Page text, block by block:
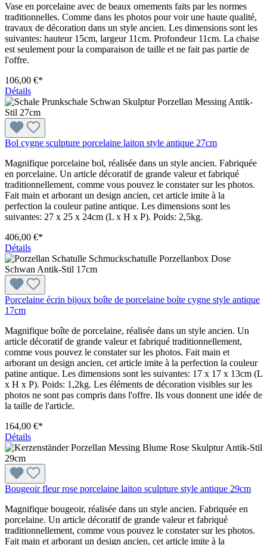
Vase en porcelaine avec de beaux ornements faits par les normes
traditionnelles. Comme dans les photos pour voir une haute qualité,
travaux de décoration dans un style ancien. Les dimensions sont les
suivantes: hauteur 15cm, largeur 11cm. Profondeur 11cm. La chaise
est seulement pour la comparaison de taille et ne fait pas partie de
l'offre.
106,00 €*
Détails
Bol cygne sculpture porcelaine laiton style antique 27cm
Magnifique porcelaine bol, réalisée dans un style ancien. Fabriquée
en porcelaine. Un article décoratif de grande valeur et fabriqué
traditionnellement, comme vous pouvez le constater sur les photos.
Fait main et arborant un design ancien, cet article imite à la
perfection la couleur patine antique. Les dimensions sont les
suivantes: 27 x 25 x 24cm (L x H x P). Poids: 2,5kg.
406,00 €*
Détails
Porcelaine écrin bijoux boîte de porcelaine boíte cygne style antique
17cm
Magnifique boîte de porcelaine, réalisée dans un style ancien. Un
article décoratif de grande valeur et fabriqué traditionnellement,
comme vous pouvez le constater sur les photos. Fait main et
arborant un design ancien, cet article imite à la perfection la couleur
patine antique. Les dimensions sont les suivantes: 17 x 17 x 13cm (L
x H x P). Poids: 1,2kg. Les éléments de décoration visibles sur les
photos ne sont pas compris dans l'offre. Ils vous donnent une idée de
la taille de l'article.
164,00 €*
Détails
Bougeoir fleur rose porcelaine laiton sculpture style antique 29cm
Magnifique bougeoir, réalisée dans un style ancien. Fabriquée en
porcelaine. Un article décoratif de grande valeur et fabriqué
traditionnellement, comme vous pouvez le constater sur les photos.
Fait main et arborant un design ancien, cet article imite à la